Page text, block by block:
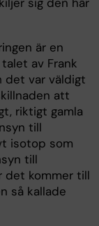
är en
av Frank
det var väldigt
att
riktigt gamla
till
isotop som
till
det kommer till
så kallade